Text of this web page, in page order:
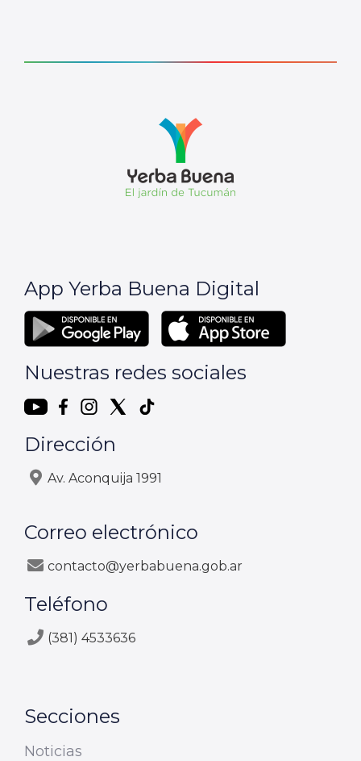
App Yerba Buena Digital
Nuestras redes sociales
Dirección
Av. Aconquija 1991
Correo electrónico
contacto@yerbabuena.gob.ar
Teléfono
(381) 4533636
Secciones
Noticias